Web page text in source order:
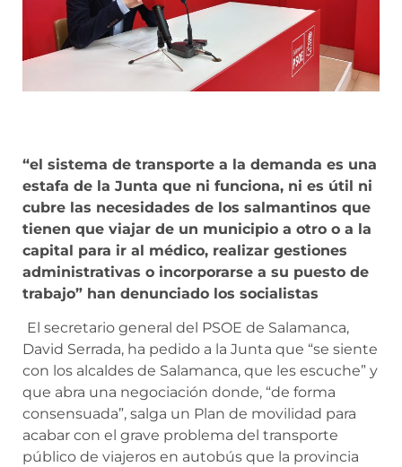
“el sistema de transporte a la demanda es una
estafa de la Junta que ni funciona, ni es útil ni
cubre las necesidades de los salmantinos que
tienen que viajar de un municipio a otro o a la
capital para ir al médico, realizar gestiones
administrativas o incorporarse a su puesto de
trabajo” han denunciado los socialistas
El secretario general del PSOE de Salamanca,
David Serrada, ha pedido a la Junta que “se siente
con los alcaldes de Salamanca, que les escuche” y
que abra una negociación donde, “de forma
consensuada”, salga un Plan de movilidad para
acabar con el grave problema del transporte
público de viajeros en autobús que la provincia